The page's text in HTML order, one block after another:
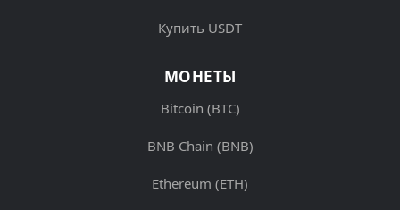
Купить USDT
МОНЕТЫ
Bitcoin (BTC)
BNB Chain (BNB)
Ethereum (ETH)